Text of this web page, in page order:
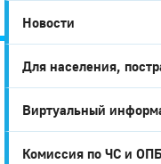
Город
Глазов
Новости
Для населения,
Виртуальный
Комиссия по ЧС и ОПБ